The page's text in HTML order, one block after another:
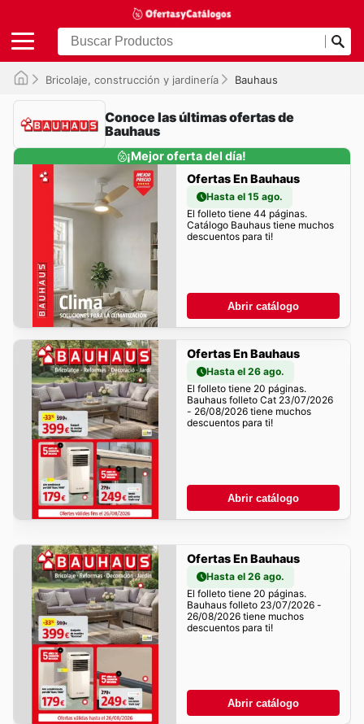
Bricolaje, construcción y jardinería Bauhaus
Conoce las últimas ofertas de
Bauhaus
¡Mejor oferta del día!
Ofertas En Bauhaus
Hasta el 15 ago.
El folleto tiene 44 páginas.
Catálogo Bauhaus tiene muchos
descuentos para ti!
Abrir catálogo
Ofertas En Bauhaus
Hasta el 26 ago.
El folleto tiene 20 páginas.
Bauhaus folleto Cat 23/07/2026
- 26/08/2026 tiene muchos
descuentos para ti!
Abrir catálogo
Ofertas En Bauhaus
Hasta el 26 ago.
El folleto tiene 20 páginas.
Bauhaus folleto 23/07/2026 -
26/08/2026 tiene muchos
descuentos para ti!
Abrir catálogo